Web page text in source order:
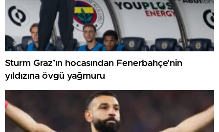
Sturm Graz’ın hocasından Fenerbahçe’nin
yıldızına övgü yağmuru